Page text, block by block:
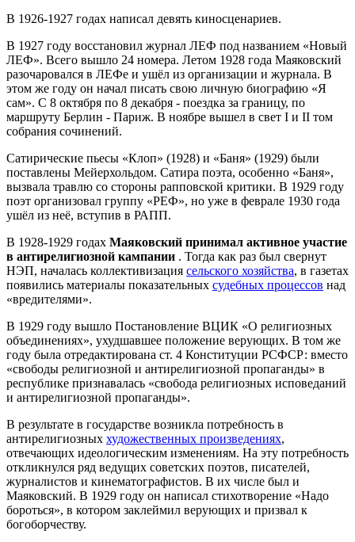
В 1926-1927 годах написал девять киносценариев.
В 1927 году восстановил журнал ЛЕФ под названием «Новый
ЛЕФ». Всего вышло 24 номера. Летом 1928 года Маяковский
разочаровался в ЛЕФе и ушёл из организации и журнала. В
этом же году он начал писать свою личную биографию «Я
сам». С 8 октября по 8 декабря - поездка за границу, по
маршруту Берлин - Париж. В ноябре вышел в свет I и II том
собрания сочинений.
Сатирические пьесы «Клоп» (1928) и «Баня» (1929) были
поставлены Мейерхольдом. Сатира поэта, особенно «Баня»,
вызвала травлю со стороны рапповской критики. В 1929 году
поэт организовал группу «РЕФ», но уже в феврале 1930 года
ушёл из неё, вступив в РАПП.
В 1928-1929 годах Маяковский принимал активное участие
в антирелигиозной кампании . Тогда как раз был свернут
НЭП, началась коллективизация сельского хозяйства, в газетах
появились материалы показательных судебных процессов над
«вредителями».
В 1929 году вышло Постановление ВЦИК «О религиозных
объединениях», ухудшавшее положение верующих. В том же
году была отредактирована ст. 4 Конституции РСФСР: вместо
«свободы религиозной и антирелигиозной пропаганды» в
республике признавалась «свобода религиозных исповеданий
и антирелигиозной пропаганды».
В результате в государстве возникла потребность в
антирелигиозных художественных произведениях,
отвечающих идеологическим изменениям. На эту потребность
откликнулся ряд ведущих советских поэтов, писателей,
журналистов и кинематографистов. В их числе был и
Маяковский. В 1929 году он написал стихотворение «Надо
бороться», в котором заклеймил верующих и призвал к
богоборчеству.